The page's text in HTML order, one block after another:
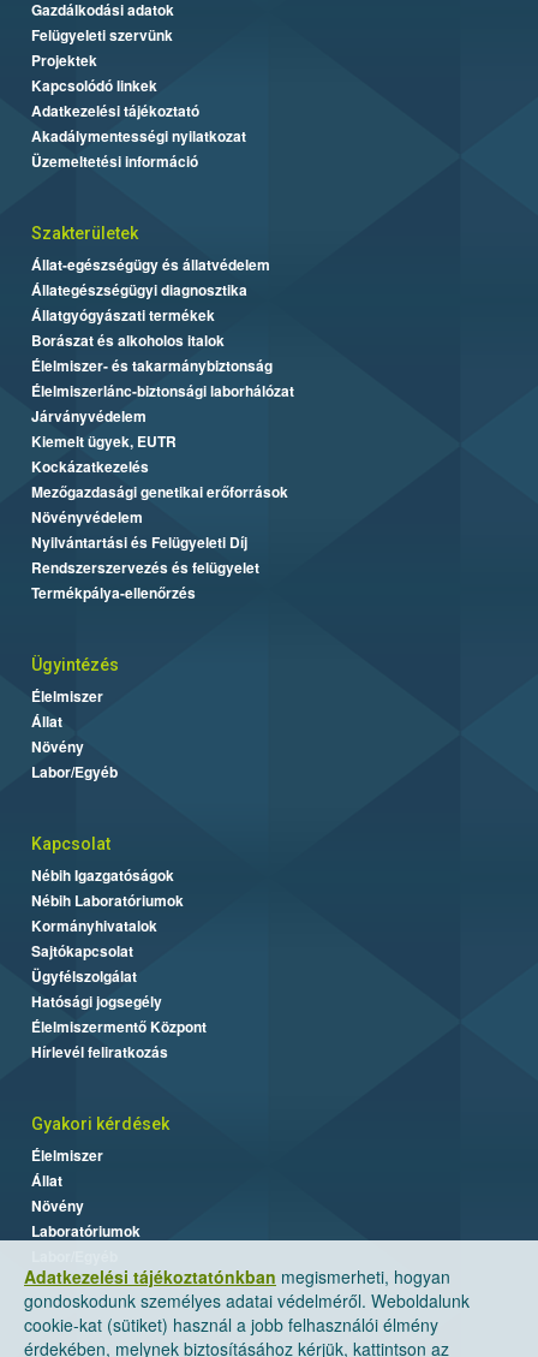
Adatkezelési tájékoztatónkban megismerheti, hogyan
gondoskodunk személyes adatai védelméről. Weboldalunk
cookie-kat (sütiket) használ a jobb felhasználói élmény
érdekében, melynek biztosításához kérjük, kattintson az
Gazdálkodási adatok
Felügyeleti szervünk
Projektek
Kapcsolódó linkek
Adatkezelési tájékoztató
Akadálymentességi nyilatkozat
Üzemeltetési információ
Szakterületek
Állat-egészségügy és állatvédelem
Állategészségügyi diagnosztika
Állatgyógyászati termékek
Borászat és alkoholos italok
Élelmiszer- és takarmánybiztonság
Élelmiszerlánc-biztonsági laborhálózat
Járványvédelem
Kiemelt ügyek, EUTR
Kockázatkezelés
Mezőgazdasági genetikai erőforrások
Növényvédelem
Nyilvántartási és Felügyeleti Díj
Rendszerszervezés és felügyelet
Termékpálya-ellenőrzés
Ügyintézés
Élelmiszer
Állat
Növény
Labor/Egyéb
Kapcsolat
Nébih Igazgatóságok
Nébih Laboratóriumok
Kormányhivatalok
Sajtókapcsolat
Ügyfélszolgálat
Hatósági jogsegély
Élelmiszermentő Központ
Hírlevél feliratkozás
Gyakori kérdések
Élelmiszer
Állat
Növény
Laboratóriumok